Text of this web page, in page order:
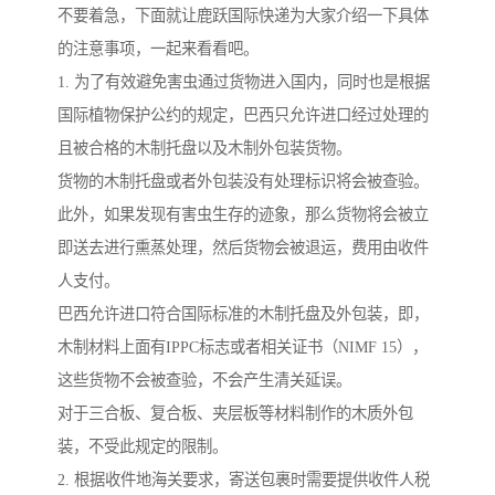
不要着急，下面就让鹿跃国际快递为大家介绍一下具体
的注意事项，一起来看看吧。
1. 为了有效避免害虫通过货物进入国内，同时也是根据
国际植物保护公约的规定，巴西只允许进口经过处理的
且被合格的木制托盘以及木制外包装货物。
货物的木制托盘或者外包装没有处理标识将会被查验。
此外，如果发现有害虫生存的迹象，那么货物将会被立
即送去进行熏蒸处理，然后货物会被退运，费用由收件
人支付。
巴西允许进口符合国际标准的木制托盘及外包装，即，
木制材料上面有IPPC标志或者相关证书（NIMF 15），
这些货物不会被查验，不会产生清关延误。
对于三合板、复合板、夹层板等材料制作的木质外包
装，不受此规定的限制。
2. 根据收件地海关要求，寄送包裹时需要提供收件人税